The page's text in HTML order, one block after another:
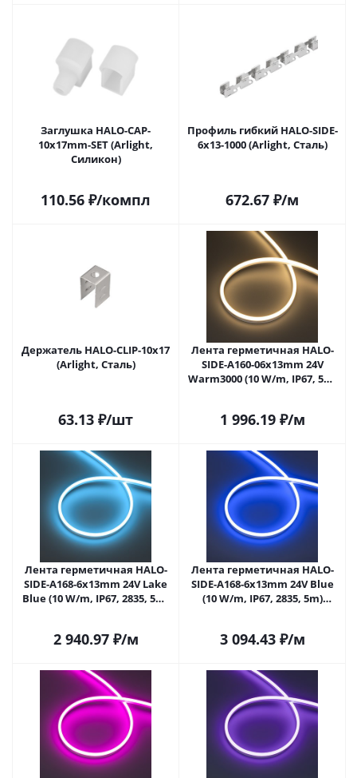
Заглушка HALO-CAP-
10x17mm-SET (Arlight,
Силикон)
110.56 ₽/компл
Профиль гибкий HALO-SIDE-
6x13-1000 (Arlight, Сталь)
672.67 ₽/м
Держатель HALO-CLIP-10x17
(Arlight, Сталь)
63.13 ₽/шт
Лента герметичная HALO-
SIDE-A160-06x13mm 24V
Warm3000 (10 W/m, IP67, 5m,
1 996.19₽/м
Лента герметичная HALO-
SIDE-A168-6x13mm 24V Lake
Blue (10 W/m, IP67, 2835, 5m)
2 940.97₽/м
Лента герметичная HALO-
SIDE-A168-6x13mm 24V Blue
(10 W/m, IP67, 2835, 5m)
3 094.43₽/м